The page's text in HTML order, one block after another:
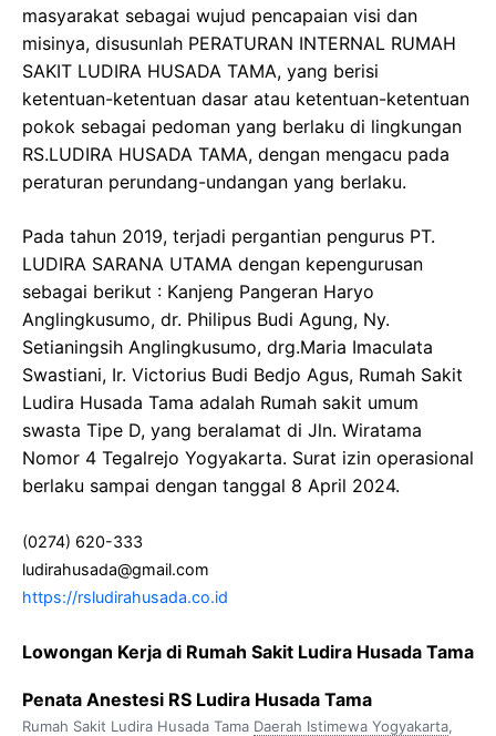
masyarakat sebagai wujud pencapaian visi dan
misinya, disusunlah PERATURAN INTERNAL RUMAH
SAKIT LUDIRA HUSADA TAMA, yang berisi
ketentuan-ketentuan dasar atau ketentuan-ketentuan
pokok sebagai pedoman yang berlaku di lingkungan
RS.LUDIRA HUSADA TAMA, dengan mengacu pada
peraturan perundang-undangan yang berlaku.
Pada tahun 2019, terjadi pergantian pengurus PT.
LUDIRA SARANA UTAMA dengan kepengurusan
sebagai berikut : Kanjeng Pangeran Haryo
Anglingkusumo, dr. Philipus Budi Agung, Ny.
Setianingsih Anglingkusumo, drg.Maria Imaculata
Swastiani, Ir. Victorius Budi Bedjo Agus, Rumah Sakit
Ludira Husada Tama adalah Rumah sakit umum
swasta Tipe D, yang beralamat di Jln. Wiratama
Nomor 4 Tegalrejo Yogyakarta. Surat izin operasional
berlaku sampai dengan tanggal 8 April 2024.
(0274) 620-333
ludirahusada@gmail.com
https://rsludirahusada.co.id
Lowongan Kerja di Rumah Sakit Ludira Husada Tama
Penata Anestesi RS Ludira Husada Tama
Rumah Sakit Ludira Husada Tama Daerah Istimewa Yogyakarta,